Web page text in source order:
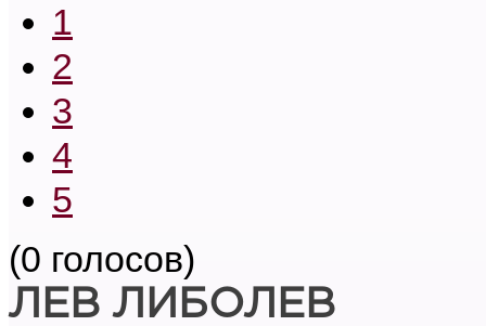
1
2
3
4
5
(0 голосов)
ЛЕВ ЛИБОЛЕВ